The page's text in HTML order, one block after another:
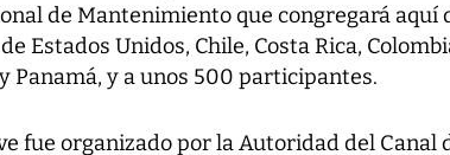
de Mantenimiento que congregará aquí
Estados Unidos, Chile, Costa Rica,
Panamá, y a unos 500 participantes.
fue organizado por la Autoridad del Canal